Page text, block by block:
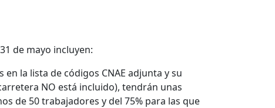
de mayo incluyen:
la lista de códigos CNAE adjunta y su
NO está incluido), tendrán unas
de 50 trabajadores y del 75% para las que